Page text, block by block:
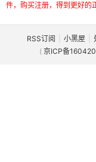
件，购买注册，得到更好的
RSS订阅 小黑屋
( 京ICP备